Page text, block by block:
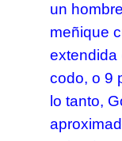
un
meñique
extendida
codo, o 9
lo tanto,